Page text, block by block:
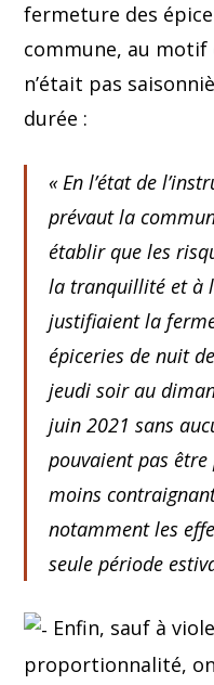
fermeture des
commune, au
n’était pas
durée :
«En l’état de
prévaut la
établir que les
la tranquillité et à
justifiaient la
épiceries de nuit
jeudi soir au
juin 2021 sans
pouvaient pas être
moins
notamment les
seule période
Enfin, sauf à
proportionnalité,